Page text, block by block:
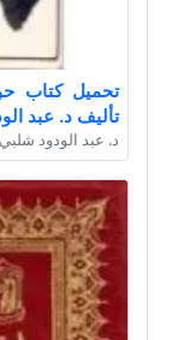
تأليف د. عبد
د. عبد الودود شلبي